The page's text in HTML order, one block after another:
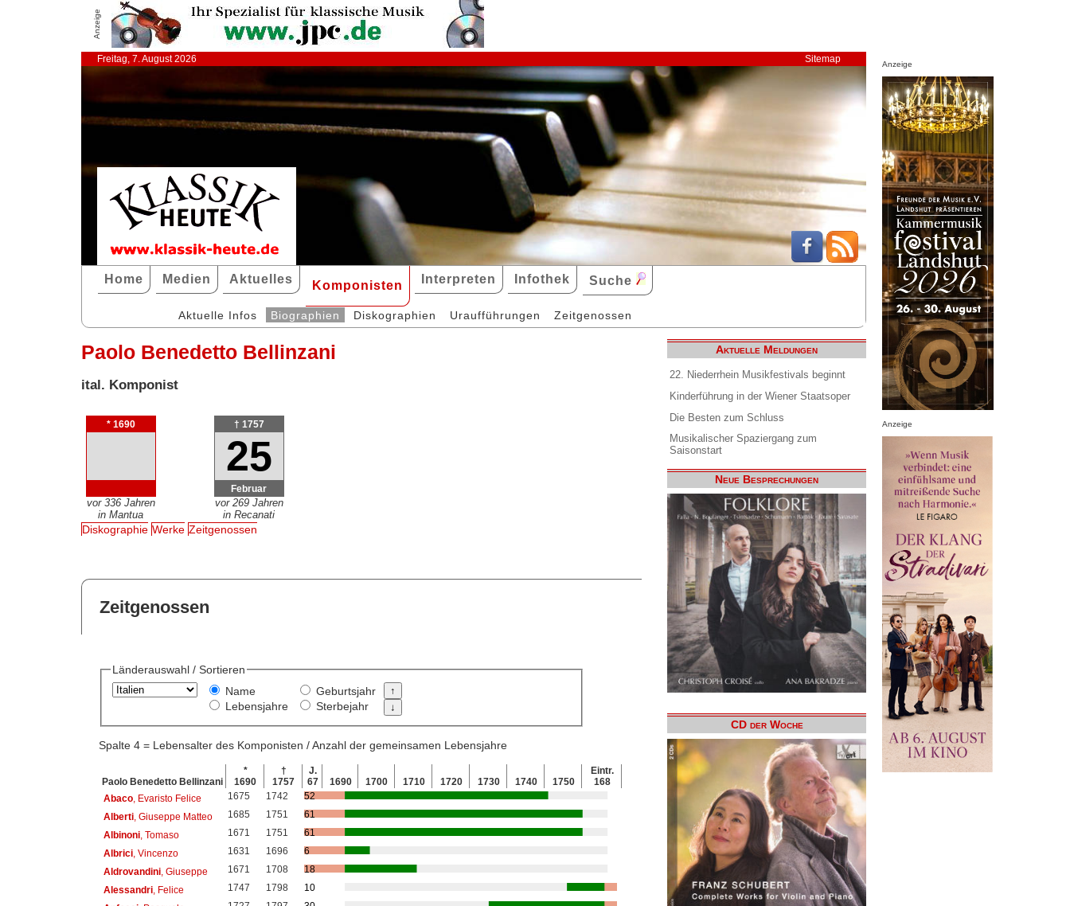
Anzeige
Freitag, 7. August 2026 Sitemap
Home Medien Aktuelles Komponisten Interpreten Infothek Suche
Aktuelle Infos Biographien Diskographien Uraufführungen Zeitgenossen
Paolo Benedetto Bellinzani
ital. Komponist
* 1690
vor 336 Jahren
in Mantua
† 1757
25
Februar
vor 269 Jahren
in Recanati
Diskographie Werke Zeitgenossen
Zeitgenossen
Länderauswahl / Sortieren
Name
Lebensjahre
Geburtsjahr
Sterbejahr
Spalte 4 = Lebensalter des Komponisten / Anzahl der gemeinsamen Lebensjahre
Paolo Benedetto Bellinzani
*
1690
†
1757
J.
67
1690 1700 1710 1720 1730 1740 1750
Eintr.
168
Abaco, Evaristo Felice 1675 1742
52
Alberti, Giuseppe Matteo 1685 1751
61
Albinoni, Tomaso 1671 1751
61
Albrici, Vincenzo 1631 1696
6
Aldrovandini, Giuseppe 1671 1708
18
Alessandri, Felice 1747 1798
10
Aktuelle Meldungen
22. Niederrhein Musikfestivals beginnt
Kinderführung in der Wiener Staatsoper
Die Besten zum Schluss
Musikalischer Spaziergang zum
Saisonstart
Neue Besprechungen
CD der Woche
Anzeige
Anzeige